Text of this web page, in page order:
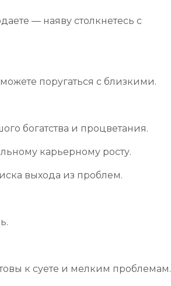
— наяву столкнетесь с
поругаться с близкими.
богатства и процветания.
карьерному росту.
выхода из проблем.
к суете и мелким проблемам.